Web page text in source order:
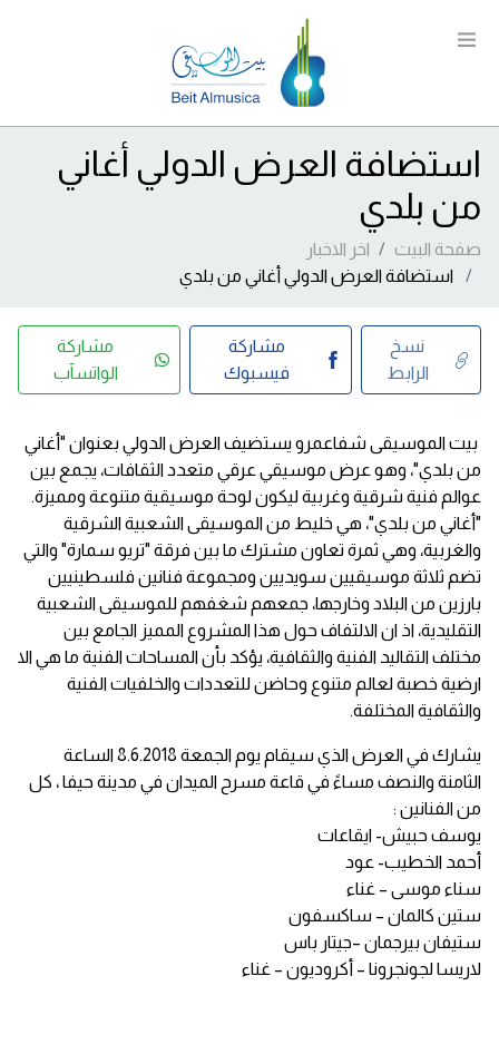
استضافة العرض الدولي أغاني
من بلدي
صفحة البيت
اخر الاخبار
استضافة العرض الدولي أغاني من بلدي
نسخ
الرابط
مشاركة
فيسبوك
مشاركة
الواتسآب
بيت الموسيقى شفاعمرو يستضيف العرض الدولي بعنوان "أغاني
من بلدي"، وهو عرض موسيقي عرقي متعدد الثقافات، يجمع بين
عوالم فنية شرقية وغربية ليكون لوحة موسيقية متنوعة ومميزة.
"أغاني من بلدي"، هي خليط من الموسيقى الشعبية الشرقية
والغربية، وهي ثمرة تعاون مشترك ما بين فرقة "تريو سمارة" والتي
تضم ثلاثة موسيقيين سويديين ومجموعة فنانين فلسطينيين
بارزين من البلاد وخارجها، جمعهم شغفهم للموسيقى الشعبية
التقليدية، اذ ان الالتفاف حول هذا المشروع المميز الجامع بين
مختلف التقاليد الفنية والثقافية، يؤكد بأن المساحات الفنية ما هي الا
ارضية خصبة لعالم متنوع وحاضن للتعددات والخلفيات الفنية
والثقافية المختلفة.
يشارك في العرض الذي سيقام يوم الجمعة 8.6.2018 الساعة
الثامنة والنصف مساءً في قاعة مسرح الميدان في مدينة حيفا ، كل
من الفنانين :
يوسف حبيش- ايقاعات
أحمد الخطيب- عود
سناء موسى – غناء
ستين كالمان – ساكسفون
ستيفان بيرجمان –جيتار باس
لاريسا لجونجرونا – أكروديون – غناء